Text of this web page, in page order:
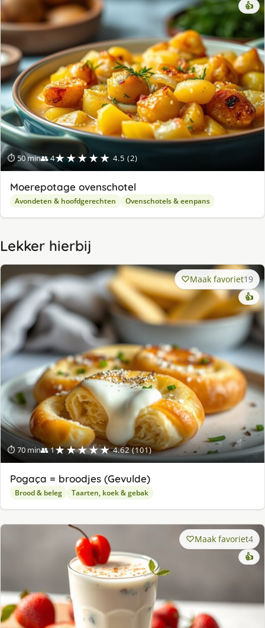
⏱ 50 min👥 4★★★★★ 4.5 (2)
👍
Moerepotage ovenschotel
Avondeten & hoofdgerechten Ovenschotels & eenpans
Lekker hierbij
⏱ 70 min👥 1★★★★★ 4.62 (101)
Maak favoriet19
👍
Pogaça = broodjes (Gevulde)
Brood & beleg Taarten, koek & gebak
Maak favoriet4
👍